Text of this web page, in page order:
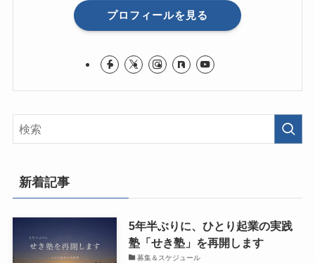
プロフィールを見る
新着記事
5年半ぶりに、ひとり起業の実践
塾「せき塾」を再開します
募集＆スケジュール